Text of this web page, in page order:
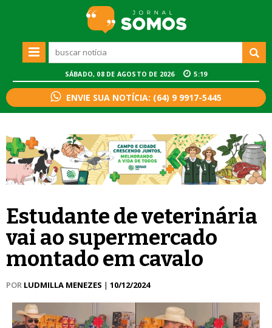
SÁBADO, 08 DE AGOSTO DE 2026 5:20
ENVIE SUA NOTÍCIA: (64) 9 9917-5445
Estudante de veterinária
vai ao supermercado
montado em cavalo
POR LUDMILLA MENEZES | 10/12/2024